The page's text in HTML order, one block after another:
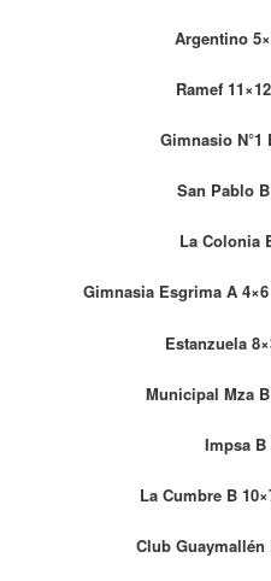
Argentino
Ramef
Gimnasio N°1
San Pablo
La Colonia
Gimnasia Esgrima A
Estanzuela
Municipal Mza
Impsa B
La Cumbre B
Club Guaymallén